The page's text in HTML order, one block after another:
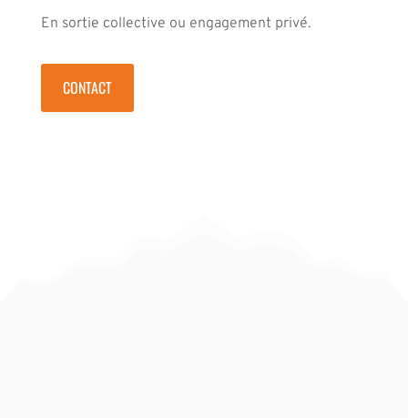
En sortie collective ou engagement privé.
CONTACT